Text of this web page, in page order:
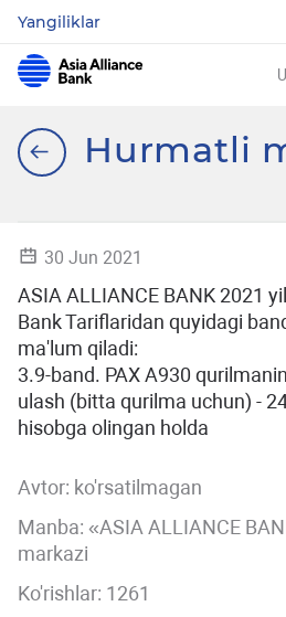
Yangiliklar
Hurmatli
30 Jun 2021
ASIA ALLIANCE BANK 2021
Bank Tariflaridan quyidagi
ma'lum qiladi:
3.9-band. PAX A930
ulash (bitta qurilma uchun) -
hisobga olingan holda
Avtor: ko'rsatilmagan
Manba: «ASIA ALLIANCE
markazi
Ko'rishlar: 1261